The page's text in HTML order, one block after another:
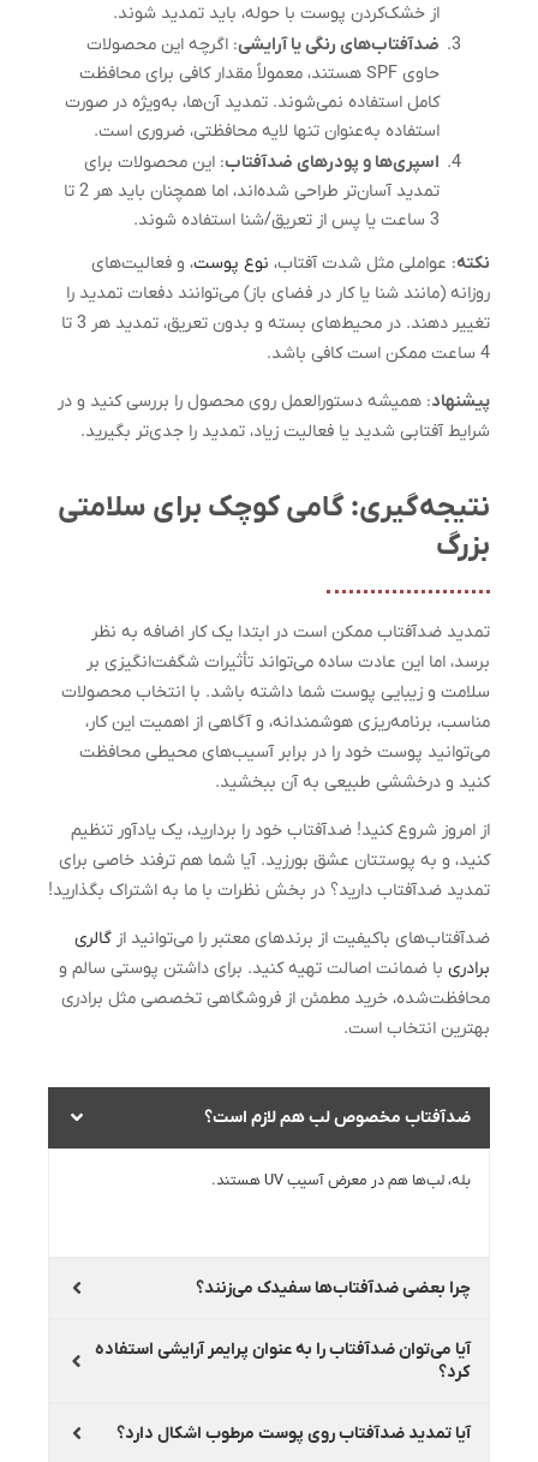
از خشک‌کردن پوست با حوله، باید تمدید شوند.
ضدآفتاب‌های رنگی یا آرایشی: اگرچه این محصولات
حاوی SPF هستند، معمولاً مقدار کافی برای محافظت
کامل استفاده نمی‌شوند. تمدید آن‌ها، به‌ویژه در صورت
استفاده به‌عنوان تنها لایه محافظتی، ضروری است.
اسپری‌ها و پودرهای ضدآفتاب: این محصولات برای
تمدید آسان‌تر طراحی شده‌اند، اما همچنان باید هر 2 تا
3 ساعت یا پس از تعریق/شنا استفاده شوند.
نکته: عواملی مثل شدت آفتاب، نوع پوست، و فعالیت‌های
روزانه (مانند شنا یا کار در فضای باز) می‌توانند دفعات تمدید را
تغییر دهند. در محیط‌های بسته و بدون تعریق، تمدید هر 3 تا
4 ساعت ممکن است کافی باشد.
پیشنهاد: همیشه دستورالعمل روی محصول را بررسی کنید و در
شرایط آفتابی شدید یا فعالیت زیاد، تمدید را جدی‌تر بگیرید.
نتیجه‌گیری: گامی کوچک برای سلامتی
بزرگ
تمدید ضدآفتاب ممکن است در ابتدا یک کار اضافه به نظر
برسد، اما این عادت ساده می‌تواند تأثیرات شگفت‌انگیزی بر
سلامت و زیبایی پوست شما داشته باشد. با انتخاب محصولات
مناسب، برنامه‌ریزی هوشمندانه، و آگاهی از اهمیت این کار،
می‌توانید پوست خود را در برابر آسیب‌های محیطی محافظت
کنید و درخششی طبیعی به آن ببخشید.
از امروز شروع کنید! ضدآفتاب خود را بردارید، یک یادآور تنظیم
کنید، و به پوستتان عشق بورزید. آیا شما هم ترفند خاصی برای
تمدید ضدآفتاب دارید؟ در بخش نظرات با ما به اشتراک بگذارید!
ضدآفتاب‌های باکیفیت از برندهای معتبر را می‌توانید از گالری
برادری با ضمانت اصالت تهیه کنید. برای داشتن پوستی سالم و
محافظت‌شده، خرید مطمئن از فروشگاهی تخصصی مثل برادری
بهترین انتخاب است.
ضدآفتاب مخصوص لب هم لازم است؟
بله، لب‌ها هم در معرض آسیب UV هستند.
چرا بعضی ضدآفتاب‌ها سفیدک می‌زنند؟
آیا می‌توان ضدآفتاب را به عنوان پرایمر آرایشی استفاده
کرد؟
آیا تمدید ضدآفتاب روی پوست مرطوب اشکال دارد؟